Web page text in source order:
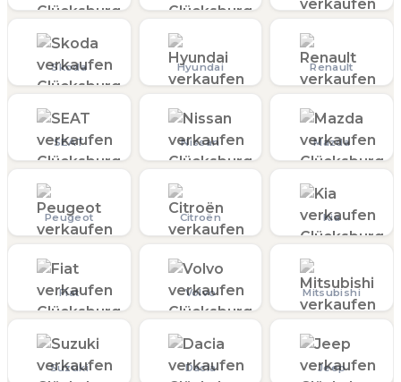
Skoda Hyundai Renault
SEAT Nissan Mazda
Peugeot Citroën Kia
Fiat Volvo Mitsubishi
Suzuki Dacia Jeep